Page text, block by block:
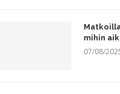
mihin
07/08/